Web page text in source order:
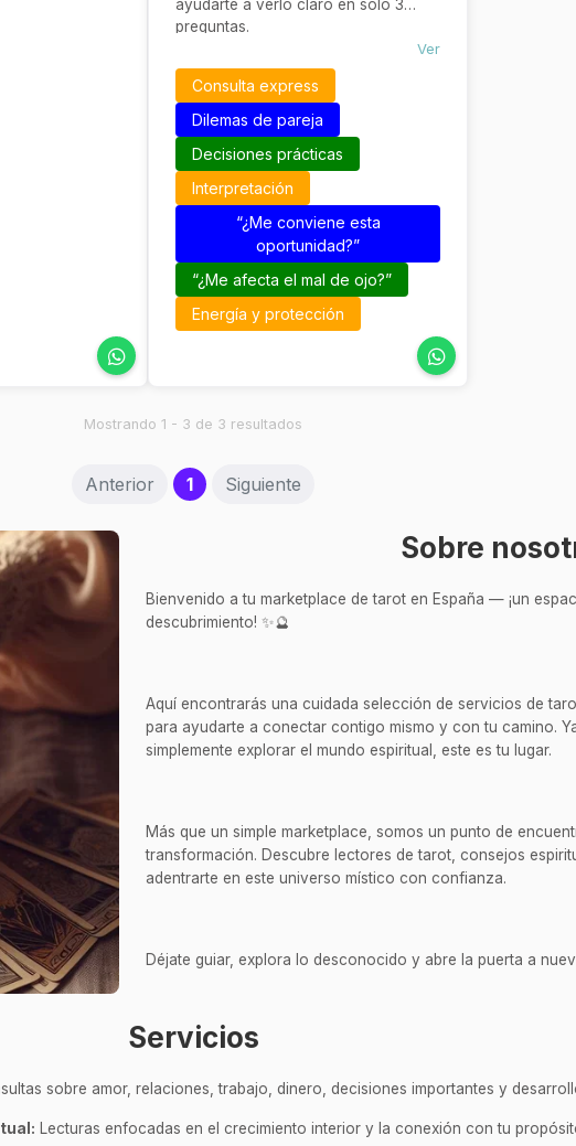
ayudarte a verlo claro en solo 3
preguntas.
Ver
Consulta express
Dilemas de pareja
Decisiones prácticas
Interpretación
“¿Me conviene esta
oportunidad?”
“¿Me afecta el mal de ojo?”
Energía y protección
Mostrando 1 - 3 de 3 resultados
Anterior 1(current)
Siguiente
Sobre
Bienvenido a tu marketplace de tarot en España — ¡un
descubrimiento! ✨🔮
Aquí encontrarás una cuidada selección de servicios de
para ayudarte a conectar contigo mismo y con tu camino.
simplemente explorar el mundo espiritual, este es tu lugar.
Más que un simple marketplace, somos un punto de
transformación. Descubre lectores de tarot, consejos
adentrarte en este universo místico con confianza.
Déjate guiar, explora lo desconocido y abre la puerta a
Servicios
sobre amor, relaciones, trabajo, dinero, decisiones importantes y
Lecturas enfocadas en el crecimiento interior y la conexión con tu